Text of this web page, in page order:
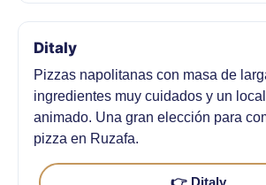
Ditaly
Pizzas napolitanas con masa de
ingredientes muy cuidados y un
animado. Una gran elección para
pizza en Ruzafa.